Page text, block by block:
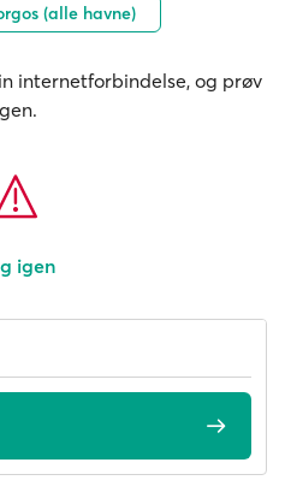
(alle havne)
internetforbindelse, og prøv
igen